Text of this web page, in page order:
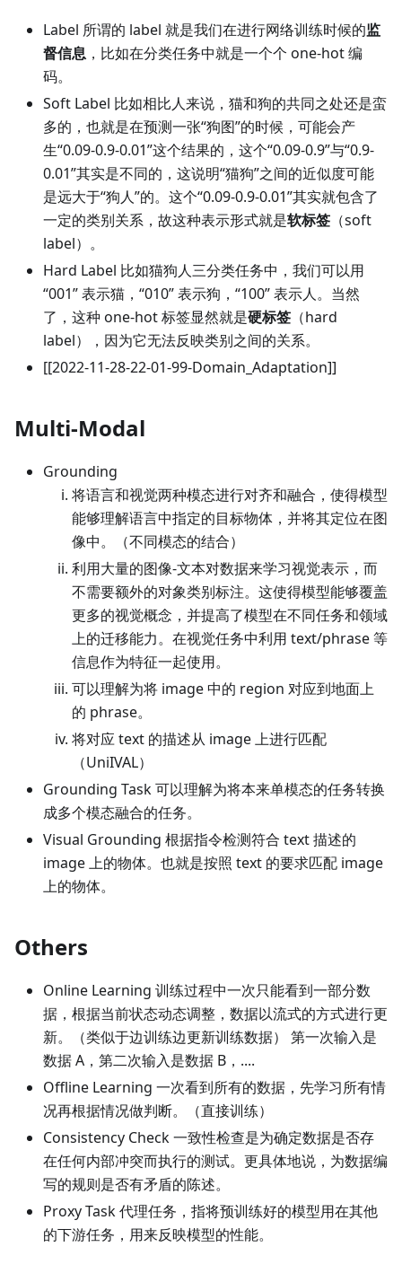
Label 所谓的 label 就是我们在进行网络训练时候的监
督信息 ，比如在分类任务中就是一个个 one-hot 编
码。
Soft Label 比如相比人来说，猫和狗的共同之处还是蛮
多的，也就是在预测一张“狗图”的时候，可能会产
生“0.09-0.9-0.01”这个结果的，这个“0.09-0.9”与“0.9-
0.01”其实是不同的，这说明“猫狗”之间的近似度可能
是远大于“狗人”的。这个“0.09-0.9-0.01”其实就包含了
一定的类别关系，故这种表示形式就是软标签 （soft
label）。
Hard Label 比如猫狗人三分类任务中，我们可以用
“001” 表示猫，“010” 表示狗，“100” 表示人。当然
了，这种 one-hot 标签显然就是硬标签 （hard
label），因为它无法反映类别之间的关系。
[[2022-11-28-22-01-99-Domain_Adaptation]]
Multi-Modal
Grounding
将语言和视觉两种模态进行对齐和融合，使得模型
能够理解语言中指定的目标物体，并将其定位在图
像中。（不同模态的结合）
利用大量的图像-文本对数据来学习视觉表示，而
不需要额外的对象类别标注。这使得模型能够覆盖
更多的视觉概念，并提高了模型在不同任务和领域
上的迁移能力。在视觉任务中利用 text/phrase 等
信息作为特征一起使用。
可以理解为将 image 中的 region 对应到地面上
的 phrase。
将对应 text 的描述从 image 上进行匹配
（UniIVAL）
Grounding Task 可以理解为将本来单模态的任务转换
成多个模态融合的任务。
Visual Grounding 根据指令检测符合 text 描述的
image 上的物体。也就是按照 text 的要求匹配 image
上的物体。
Others
Online Learning 训练过程中一次只能看到一部分数
据，根据当前状态动态调整，数据以流式的方式进行更
新。（类似于边训练边更新训练数据） 第一次输入是
数据 A，第二次输入是数据 B，....
Offline Learning 一次看到所有的数据，先学习所有情
况再根据情况做判断。（直接训练）
Consistency Check 一致性检查是为确定数据是否存
在任何内部冲突而执行的测试。更具体地说，为数据编
写的规则是否有矛盾的陈述。
Proxy Task 代理任务，指将预训练好的模型用在其他
的下游任务，用来反映模型的性能。